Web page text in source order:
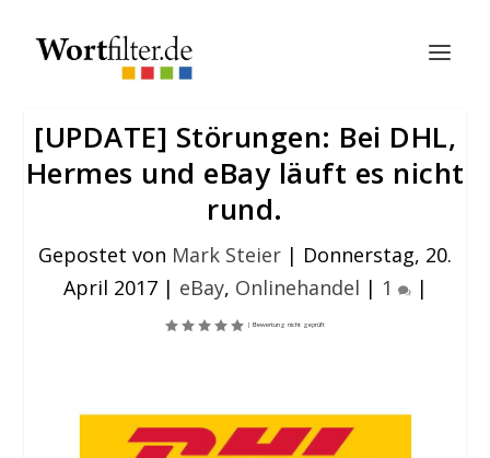
[UPDATE] Störungen: Bei DHL,
Hermes und eBay läuft es nicht
rund.
Gepostet von Mark Steier | Donnerstag, 20.
April 2017| eBay, Onlinehandel | 1 |